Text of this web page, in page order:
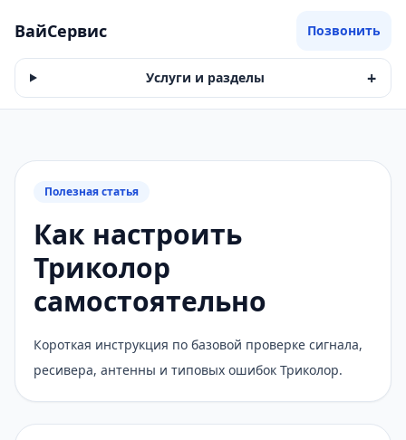
ВайСервис Позвонить
Услуги и разделы +
Полезная статья
Как настроить
Триколор
самостоятельно
Короткая инструкция по базовой проверке сигнала,
ресивера, антенны и типовых ошибок Триколор.